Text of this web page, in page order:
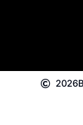
2026